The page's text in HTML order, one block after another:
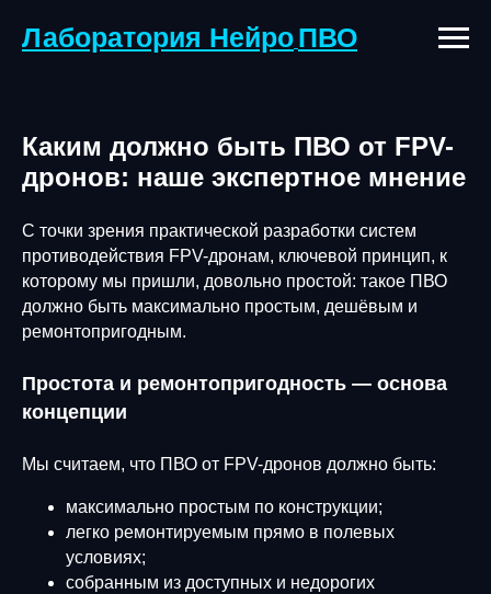
Лаборатория НейроПВО
Каким должно быть ПВО от FPV-
дронов: наше экспертное мнение
С точки зрения практической разработки систем
противодействия FPV-дронам, ключевой принцип, к
которому мы пришли, довольно простой: такое ПВО
должно быть максимально простым, дешёвым и
ремонтопригодным.
Простота и ремонтопригодность — основа
концепции
Мы считаем, что ПВО от FPV-дронов должно быть:
максимально простым по конструкции;
легко ремонтируемым прямо в полевых
условиях;
собранным из доступных и недорогих